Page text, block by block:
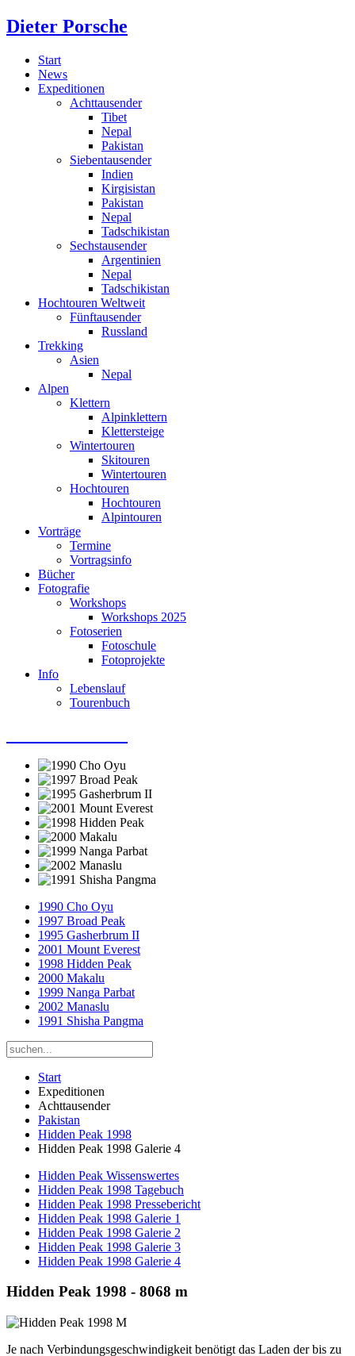
Dieter Porsche
Start
News
Expeditionen
Achttausender
Tibet
Nepal
Pakistan
Siebentausender
Indien
Kirgisistan
Pakistan
Nepal
Tadschikistan
Sechstausender
Argentinien
Nepal
Tadschikistan
Hochtouren Weltweit
Fünftausender
Russland
Trekking
Asien
Nepal
Alpen
Klettern
Alpinklettern
Klettersteige
Wintertouren
Skitouren
Wintertouren
Hochtouren
Hochtouren
Alpintouren
Vorträge
Termine
Vortragsinfo
Bücher
Fotografie
Workshops
Workshops 2025
Fotoserien
Fotoschule
Fotoprojekte
Info
Lebenslauf
Tourenbuch
1990 Cho Oyu
1997 Broad Peak
1995 Gasherbrum II
2001 Mount Everest
1998 Hidden Peak
2000 Makalu
1999 Nanga Parbat
2002 Manaslu
1991 Shisha Pangma
Start
Expeditionen
Achttausender
Pakistan
Hidden Peak 1998
Hidden Peak 1998 Galerie 4
Hidden Peak Wissenswertes
Hidden Peak 1998 Tagebuch
Hidden Peak 1998 Pressebericht
Hidden Peak 1998 Galerie 1
Hidden Peak 1998 Galerie 2
Hidden Peak 1998 Galerie 3
Hidden Peak 1998 Galerie 4
Hidden Peak 1998 - 8068 m
Je nach Verbindungsgeschwindigkeit benötigt das Laden der bis zu